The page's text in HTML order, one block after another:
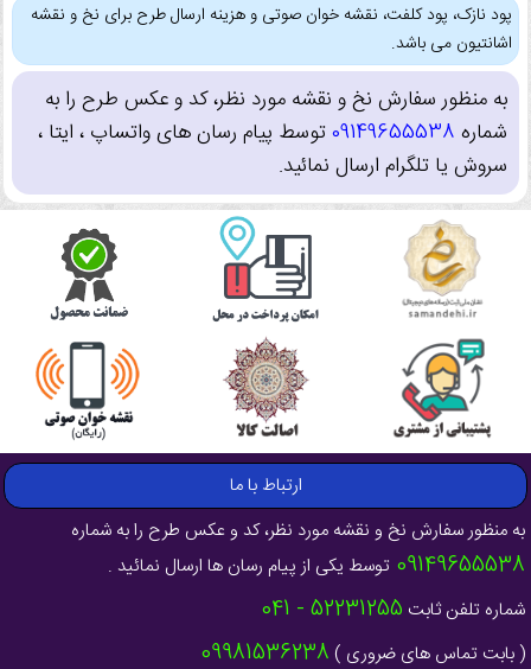
پود نازک، پود کلفت، نقشه خوان صوتی و هزینه ارسال طرح برای نخ و نقشه
اشانتیون می باشد.
به منظور سفارش نخ و نقشه مورد نظر، کد و عکس طرح را به
شماره 09149655538توسط پیام رسان های واتساپ ، ایتا ،
سروش یا تلگرام ارسال نمائید.
ارتباط با ما
به منظور سفارش نخ و نقشه مورد نظر، کد و عکس طرح را به شماره
09149655538 توسط یکی از پیام رسان ها ارسال نمائید .
شماره تلفن ثابت 52231255 - 041
( بابت تماس های ضروری ) 09981536238